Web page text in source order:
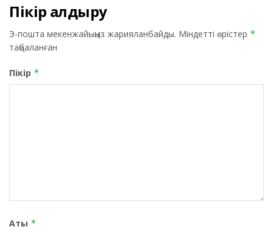
Пікір қалдыру
Э-пошта мекенжайыңыз жарияланбайды. Міндетті өрістер *
таңбаланған
Пікір *
Аты *